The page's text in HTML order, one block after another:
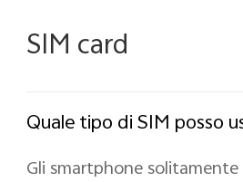
SIM card
Quale tipo di SIM posso
Gli smartphone